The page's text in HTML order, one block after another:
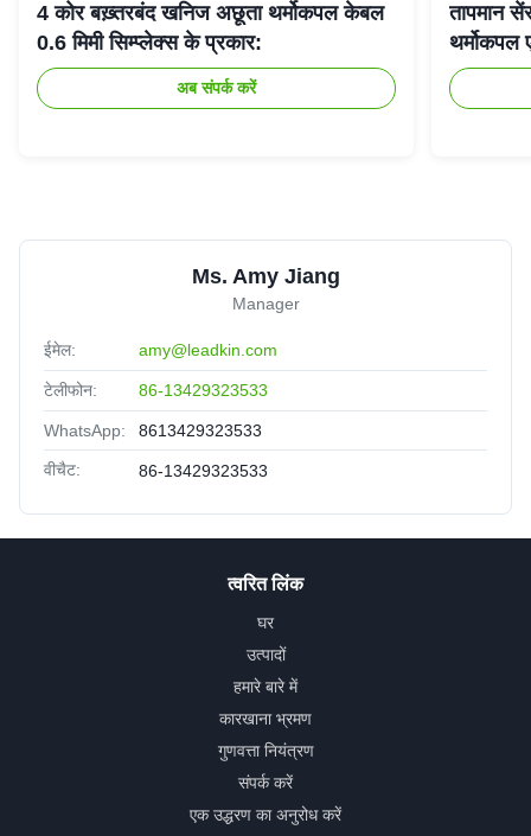
4 कोर बख़्तरबंद खनिज अछूता थर्मोकपल केबल
0.6 मिमी सिम्प्लेक्स के प्रकार:
अब संपर्क करें
तापमान
Ms. Amy Jiang
Manager
ईमेल: amy@leadkin.com
टेलीफोन: 86-13429323533
WhatsApp: 8613429323533
वीचैट: 86-13429323533
त्वरित लिंक
घर
उत्पादों
हमारे बारे में
कारखाना भ्रमण
गुणवत्ता नियंत्रण
संपर्क करें
एक उद्धरण का अनुरोध करें